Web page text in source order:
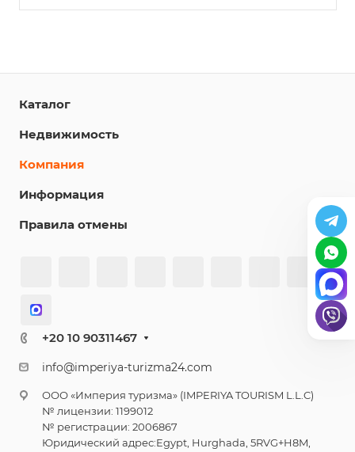
Каталог
Недвижимость
Компания
Информация
Правила отмены
+20 10 90311467
info@imperiya-turizma24.com
ООО «Империя туризма» (IMPERIYA TOURISM L.L.C)
№ лицензии: 1199012
№ регистрации: 2006867
Юридический адрес:Egypt, Hurghada, 5RVG+H8M,